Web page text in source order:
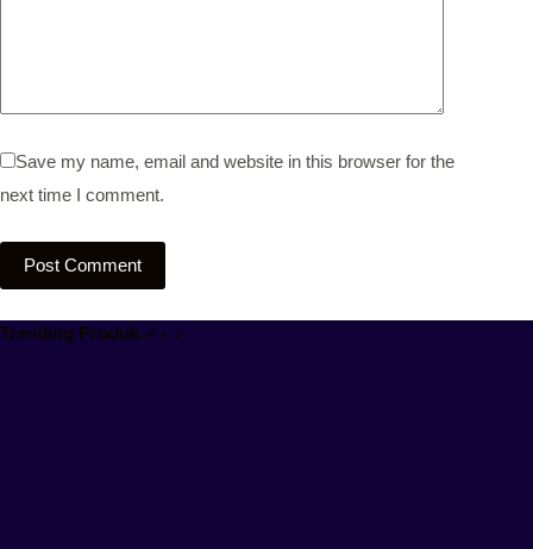
Save my name, email and website in this browser for the
next time I comment.
Post Comment
Trending Produk